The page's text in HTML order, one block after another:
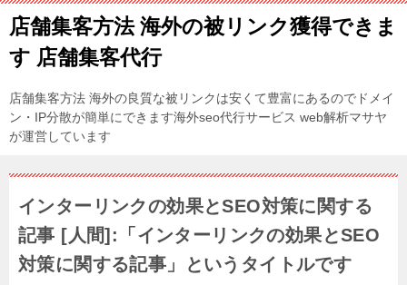
店舗集客方法 海外の被リンク獲得できま
す 店舗集客代行
店舗集客方法 海外の良質な被リンクは安くて豊富にあるのでドメイ
ン・IP分散が簡単にできます海外seo代行サービス web解析マサヤ
が運営しています
インターリンクの効果とSEO対策に関する
記事 [人間]:「インターリンクの効果とSEO
対策に関する記事」というタイトルです